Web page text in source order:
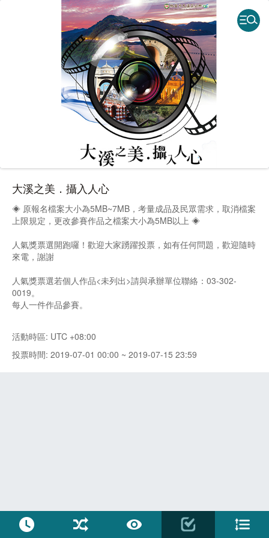
大溪之美．攝入人心
◈ 原報名檔案大小為5MB~7MB，考量成品及民眾需求，取消檔案
上限規定，更改參賽作品之檔案大小為5MB以上 ◈
人氣獎票選開跑囉！歡迎大家踴躍投票，如有任何問題，歡迎隨時
來電，謝謝
人氣獎票選若個人作品<未列出>請與承辦單位聯絡：03-302-
0019。
每人一件作品參賽。
活動時區: UTC +08:00
投票時間: 2019-07-01 00:00 ~ 2019-07-15 23:59